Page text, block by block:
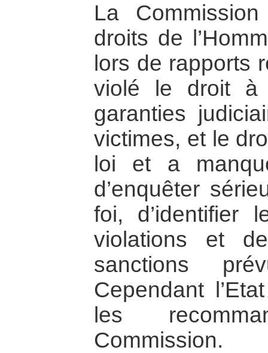
La
droits de
lors de rapports
violé le droit
garanties
victimes, et le
loi et a
d’enquêter
foi, d’identifier
violations et
sanctions
Cependant
les
Commission.